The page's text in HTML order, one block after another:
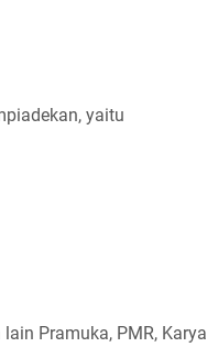
yaitu
Pramuka, PMR, Karya